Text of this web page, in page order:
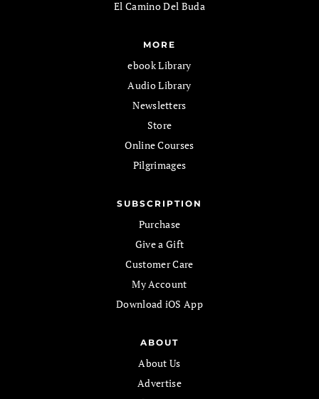
El Camino Del Buda
MORE
ebook Library
Audio Library
Newsletters
Store
Online Courses
Pilgrimages
SUBSCRIPTION
Purchase
Give a Gift
Customer Care
My Account
Download iOS App
ABOUT
About Us
Advertise